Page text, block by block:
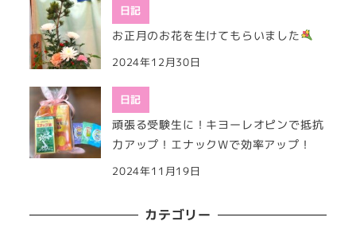
日記
お正月のお花を生けてもらいました
2024年12月30日
日記
頑張る受験生に！キヨーレオピンで抵抗
力アップ！エナックWで効率アップ！
2024年11月19日
カテゴリー